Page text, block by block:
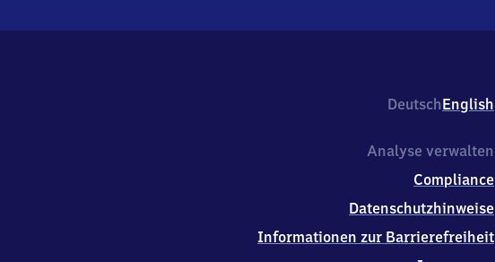
DeutschEnglish
Analyse verwalten
Compliance
Datenschutzhinweise
Informationen zur Barrierefreiheit